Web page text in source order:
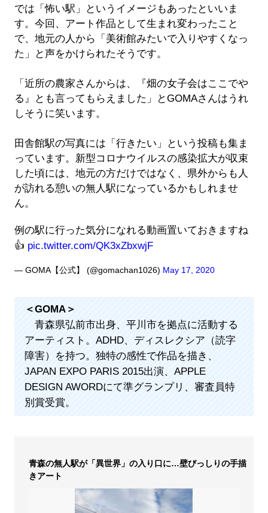
では「怖い駅」というイメージもあったといいま
す。今回、アート作品として生まれ変わったこと
で、地元の人から「美術館みたいで入りやすくなっ
た」と声をかけられたそうです。
「近所の農家さんからは、『畑の女子会はここでや
る』とも言ってもらえました」とGOMAさんはうれ
しそうに笑います。
田舎館駅の写真には「行きたい」という投稿も集ま
っています。新型コロナウイルスの感染拡大が収束
した頃には、地元の方だけではなく、県外からも人
が訪れる憩いの無人駅になっているかもしれませ
ん。
例の駅に行った気分になれる動画置いておきますね
👍 pic.twitter.com/QK3xZbxwjF
— GOMA【公式】 (@gomachan1026) May 17, 2020
＜GOMA＞
青森県弘前市出身、平川市を拠点に活動する
アーティスト。ADHD、ディスレクシア（読字
障害）を持つ。独特の感性で作品を描き、
JAPAN EXPO PARIS 2015出演、APPLE
DESIGN AWORDにて準グランプリ、審査員特
別賞受賞。
青森の無人駅が「異世界」の入り口に…壁びっしりの手描
きアート